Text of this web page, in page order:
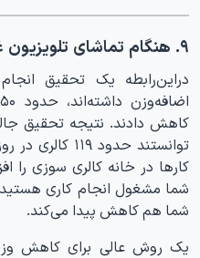
۹. هنگام تماشای تلویزیون غذا می‌خورید.
دراین‌رابطه یک تحقیق
کاهش دادند. نتیجه تحقیق
توانستند حدود
کارها در خانه کالری سوزی را
شما مشغول انجام کاری
شما هم کاهش پیدا می‌کند.
یک روش عالی برای کاهش